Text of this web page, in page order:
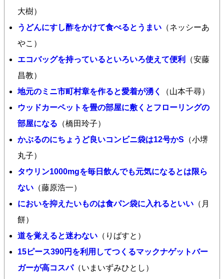
大樹）
うどんにすし酢をかけて食べるとうまい （ネッシーあ
やこ）
エコバッグを持っているといろいろ使えて便利
（安藤
昌教）
地元のミニ市町村章を作ると愛着が湧く
（山本千尋）
ウッドカーペットを畳の部屋に敷くとフローリングの
部屋になる （橋田玲子）
かぶるのにちょうど良いコンビニ袋は12号かS （小堺
丸子）
タウリン1000mgを毎日飲んでも元気になるとは限ら
ない （藤原浩一）
においを抑えたいものは食パン袋に入れるといい （月
餅）
道を覚えると迷わない （りばすと）
15ピース390円を利用してつくるマックナゲットバー
ガーが高コスパ（いまいずみひとし）